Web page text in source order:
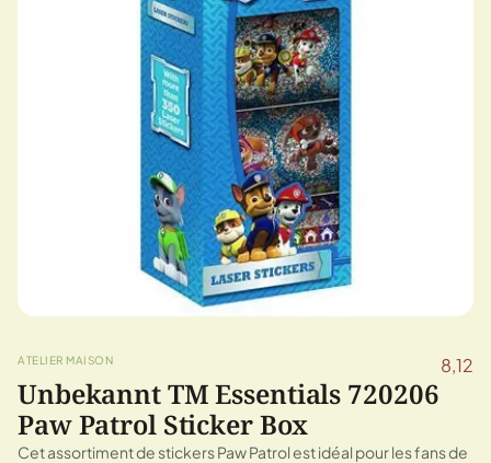
ATELIER MAISON 8,12
Unbekannt TM Essentials 720206
Paw Patrol Sticker Box
Cet assortiment de stickers Paw Patrol est idéal pour les fans de